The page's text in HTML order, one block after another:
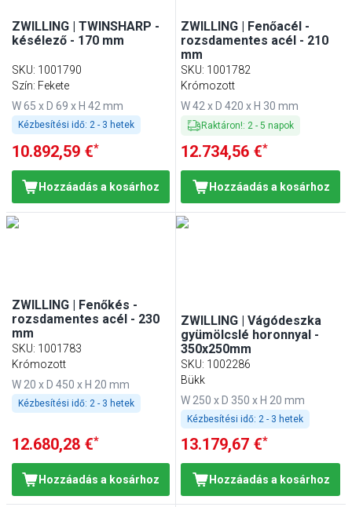
ZWILLING | TWINSHARP -
késélező - 170 mm
SKU: 1001790
Szín: Fekete
W 65 x D 69 x H 42 mm
Kézbesítési idő: 2 - 3 hetek
10.892,59 €*
Hozzáadás a kosárhoz
ZWILLING | Fenőacél -
rozsdamentes acél - 210
mm
SKU: 1001782
Krómozott
W 42 x D 420 x H 30 mm
Raktáron!: 2 -5 napok
12.734,56 €*
Hozzáadás a kosárhoz
ZWILLING | Fenőkés -
rozsdamentes acél - 230
mm
SKU: 1001783
Krómozott
W 20 x D 450 x H 20 mm
Kézbesítési idő: 2 - 3 hetek
12.680,28 €*
Hozzáadás a kosárhoz
ZWILLING | Vágódeszka
gyümölcslé horonnyal -
350x250mm
SKU: 1002286
Bükk
W 250 x D 350 x H 20 mm
Kézbesítési idő: 2 - 3 hetek
13.179,67 €*
Hozzáadás a kosárhoz